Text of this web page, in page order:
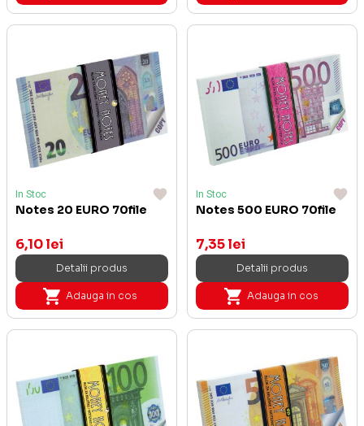
In Stoc
Notes 20 EURO 70file
6,10 lei
Detalii produs
Adauga in cos
In Stoc
Notes 500 EURO 70file
7,35 lei
Detalii produs
Adauga in cos